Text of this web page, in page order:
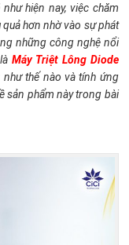
hiện nay, việc chăm
hơn nhờ vào sự phát
những công nghệ nổi
Máy Triệt Lông Diode
như thế nào và tính ứng
sản phẩm này trong bài